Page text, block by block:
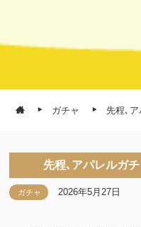
ガチャ 先程､ア
先程､アパレルガ
ガチャ 2026年5月27日